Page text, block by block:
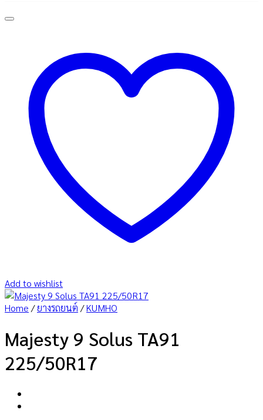
Add to wishlist
Home /ยางรถยนต์ /KUMHO
Majesty 9 Solus TA91
225/50R17